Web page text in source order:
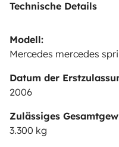
Technische Details
Modell:
Mercedes mercedes
Datum der
2006
Zulässiges
3.300 kg